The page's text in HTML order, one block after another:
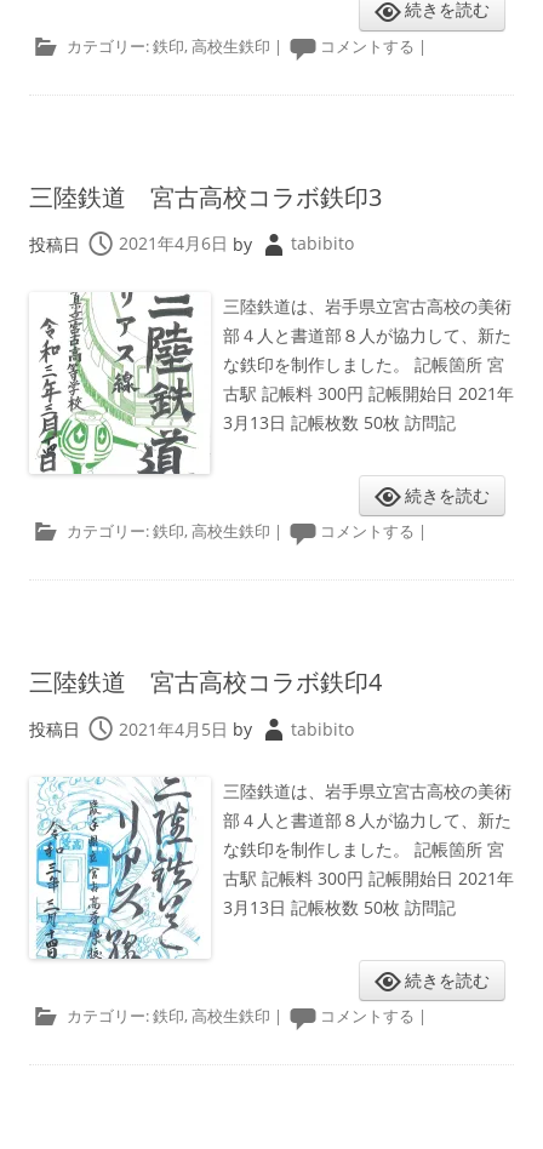
続きを読む
カテゴリー:鉄印,高校生鉄印 | コメントする |
三陸鉄道 宮古高校コラボ鉄印3
投稿日 2021年4月6日 by tabibito
三陸鉄道は、岩手県立宮古高校の美術
部４人と書道部８人が協力して、新た
な鉄印を制作しました。 記帳箇所 宮
古駅 記帳料 300円 記帳開始日 2021年
3月13日 記帳枚数 50枚 訪問記
続きを読む
カテゴリー:鉄印,高校生鉄印 | コメントする |
三陸鉄道 宮古高校コラボ鉄印4
投稿日 2021年4月5日 by tabibito
三陸鉄道は、岩手県立宮古高校の美術
部４人と書道部８人が協力して、新た
な鉄印を制作しました。 記帳箇所 宮
古駅 記帳料 300円 記帳開始日 2021年
3月13日 記帳枚数 50枚 訪問記
続きを読む
カテゴリー:鉄印,高校生鉄印 | コメントする |